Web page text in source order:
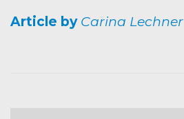
Article by Carina Lechner